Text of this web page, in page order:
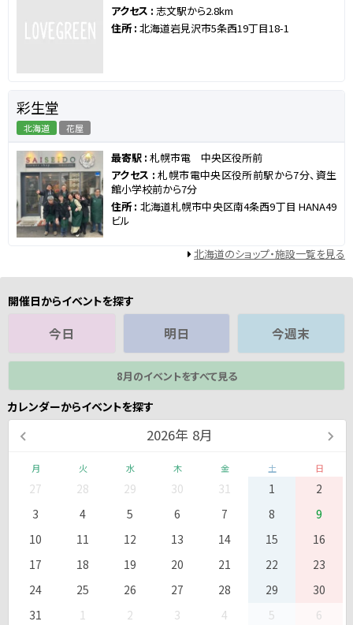
アクセス : 志文駅から2.8km
住所 : 北海道岩見沢市5条西19丁目18-1
彩生堂
北海道 花屋
最寄駅 : 札幌市電 中央区役所前
アクセス :札幌市電中央区役所前駅から7分、資生
館小学校前から7分
住所 : 北海道札幌市中央区南4条西9丁目 HANA49
ビル
北海道のショップ・施設一覧を見る
開催日からイベントを探す
今日 明日 今週末
8月のイベントをすべて見る
カレンダーからイベントを探す
2026年 8月
月 火 水 木 金 土 日
27 28 29 30 31 1
2
3
4 5 6 7 8
9
10
11 12 13 14 15
16
17
18 19 20 21 22
23
24
25 26 27 28 29
30
31
1 2 3 4 5 6